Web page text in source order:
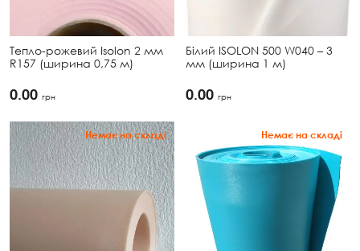
Тепло-рожевий Isolon 2 мм
R157 (ширина 0,75 м)
0.00 грн
Білий ISOLON 500 W040 – 3
мм (ширина 1 м)
0.00 грн
Немає на складі Немає на складі